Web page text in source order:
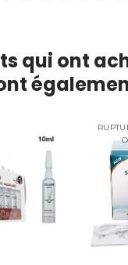
qui ont